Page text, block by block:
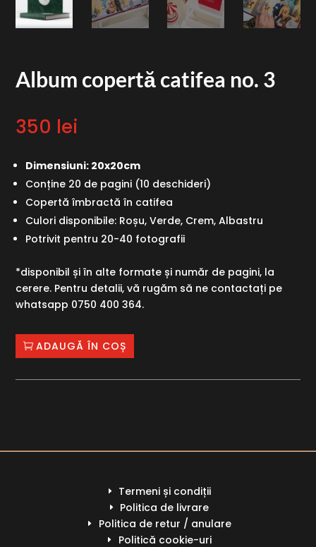
Album copertă catifea no. 3
350 lei
Dimensiuni: 20x20cm
Conține 20 de pagini (10 deschideri)
Copertă îmbractă în catifea
Culori disponibile: Roșu, Verde, Crem, Albastru
Potrivit pentru 20-40 fotografii
*disponibil și în alte formate și număr de pagini, la
cerere. Pentru detalii, vă rugăm să ne contactați pe
whatsapp 0750 400 364.
ADAUGĂ ÎN COȘ
E Termeni și condiții
E Politica de livrare
E Politica de retur / anulare
E Politică cookie-uri